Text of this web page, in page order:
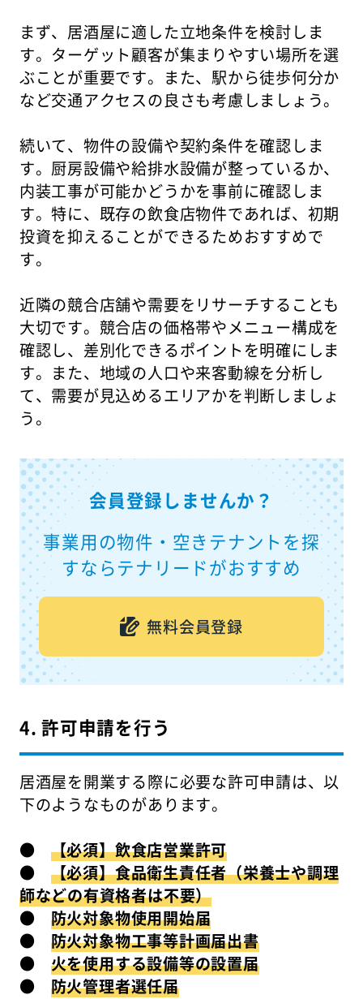
まず、居酒屋に適した立地条件を検討しま
す。ターゲット顧客が集まりやすい場所を選
ぶことが重要です。また、駅から徒歩何分か
など交通アクセスの良さも考慮しましょう。
続いて、物件の設備や契約条件を確認しま
す。厨房設備や給排水設備が整っているか、
内装工事が可能かどうかを事前に確認しま
す。特に、既存の飲食店物件であれば、初期
投資を抑えることができるためおすすめで
す。
近隣の競合店舗や需要をリサーチすることも
大切です。競合店の価格帯やメニュー構成を
確認し、差別化できるポイントを明確にしま
す。また、地域の人口や来客動線を分析し
て、需要が見込めるエリアかを判断しましょ
う。
会員登録しませんか？
事業用の物件・空きテナントを探
すならテナリードがおすすめ
無料会員登録
4. 許可申請を行う
居酒屋を開業する際に必要な許可申請は、以
下のようなものがあります。
● 【必須】飲食店営業許可
● 【必須】食品衛生責任者（栄養士や調理
師などの有資格者は不要）
● 防火対象物使用開始届
● 防火対象物工事等計画届出書
● 火を使用する設備等の設置届
● 防火管理者選任届